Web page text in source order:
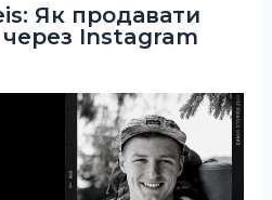
Як продавати
через Instagram